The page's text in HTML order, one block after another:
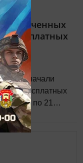
бесплатных
из
семей начали
бесплатных
С 17 по 21
раздать 24